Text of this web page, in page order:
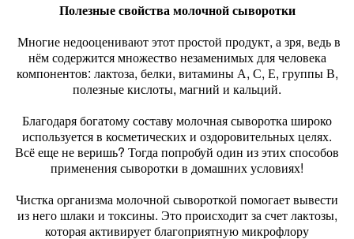
Полезные свойства молочной сыворотки
Многие недооценивают этот простой продукт, а зря, ведь в
нём содержится множество незаменимых для человека
компонентов: лактоза, белки, витамины А, С, Е, группы В,
полезные кислоты, магний и кальций.
Благодаря богатому составу молочная сыворотка широко
используется в косметических и оздоровительных целях.
Всё еще не веришь? Тогда попробуй один из этих способов
применения сыворотки в домашних условиях!
Чистка организма молочной сывороткой помогает вывести
из него шлаки и токсины. Это происходит за счет лактозы,
которая активирует благоприятную микрофлору